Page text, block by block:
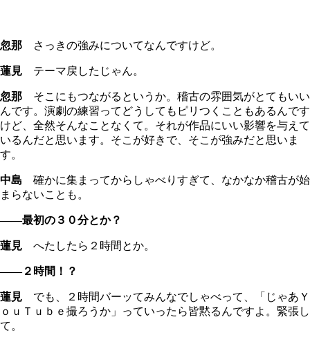
忽那 さっきの強みについてなんですけど。
蓮見 テーマ戻したじゃん。
忽那 そこにもつながるというか。稽古の雰囲気がとてもいい
んです。演劇の練習ってどうしてもピリつくこともあるんです
けど、全然そんなことなくて。それが作品にいい影響を与えて
いるんだと思います。そこが好きで、そこが強みだと思いま
す。
中島 確かに集まってからしゃべりすぎて、なかなか稽古が始
まらないことも。
――最初の３０分とか？
蓮見 へたしたら２時間とか。
――２時間！？
蓮見 でも、２時間バーッてみんなでしゃべって、「じゃあＹ
ｏｕＴｕｂｅ撮ろうか」っていったら皆黙るんですよ。緊張し
て。